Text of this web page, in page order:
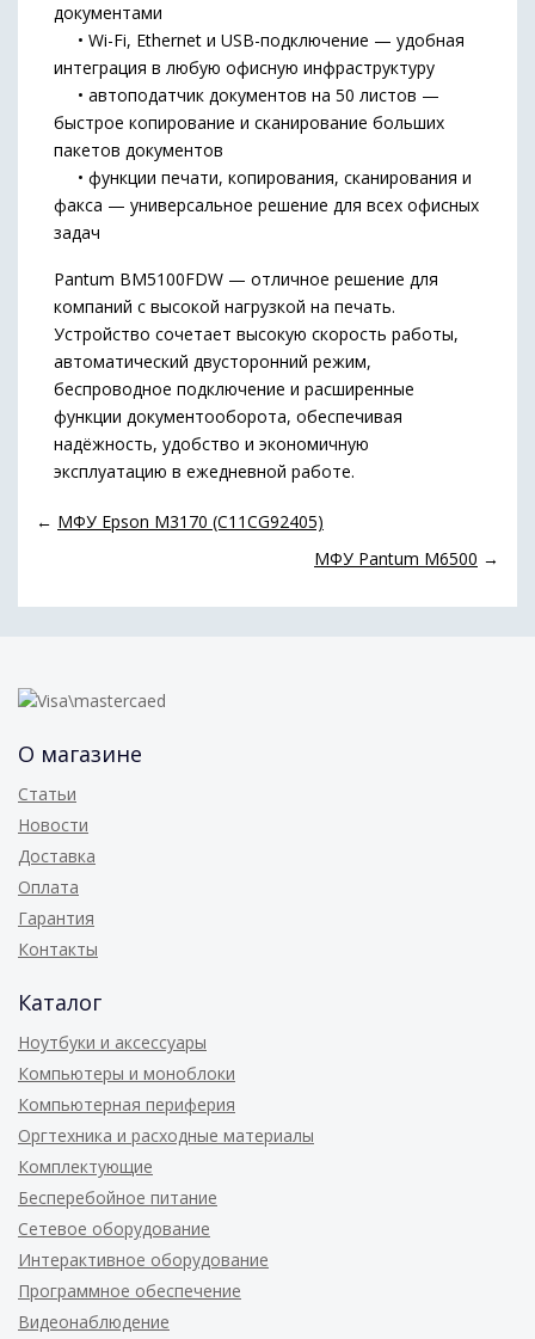
документами
• Wi-Fi, Ethernet и USB-подключение — удобная
интеграция в любую офисную инфраструктуру
• автоподатчик документов на 50 листов —
быстрое копирование и сканирование больших
пакетов документов
• функции печати, копирования, сканирования и
факса — универсальное решение для всех офисных
задач
Pantum BM5100FDW — отличное решение для
компаний с высокой нагрузкой на печать.
Устройство сочетает высокую скорость работы,
автоматический двусторонний режим,
беспроводное подключение и расширенные
функции документооборота, обеспечивая
надёжность, удобство и экономичную
эксплуатацию в ежедневной работе.
← МФУ Epson M3170 (C11CG92405)
МФУ Pantum M6500 →
О магазине
Статьи
Новости
Доставка
Оплата
Гарантия
Контакты
Каталог
Ноутбуки и аксессуары
Компьютеры и моноблоки
Компьютерная периферия
Оргтехника и расходные материалы
Комплектующие
Бесперебойное питание
Сетевое оборудование
Интерактивное оборудование
Программное обеспечение
Видеонаблюдение